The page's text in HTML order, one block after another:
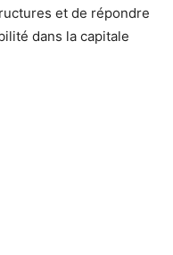
et de répondre
dans la capitale